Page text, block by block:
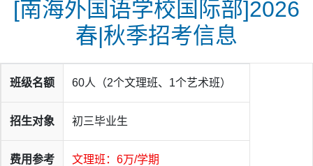
[南海外国语学校国际部]2026
春|秋季招考信息
班级名额 60人（2个文理班、1个艺术班）
招生对象 初三毕业生
费用参考
文理班：6万/学期